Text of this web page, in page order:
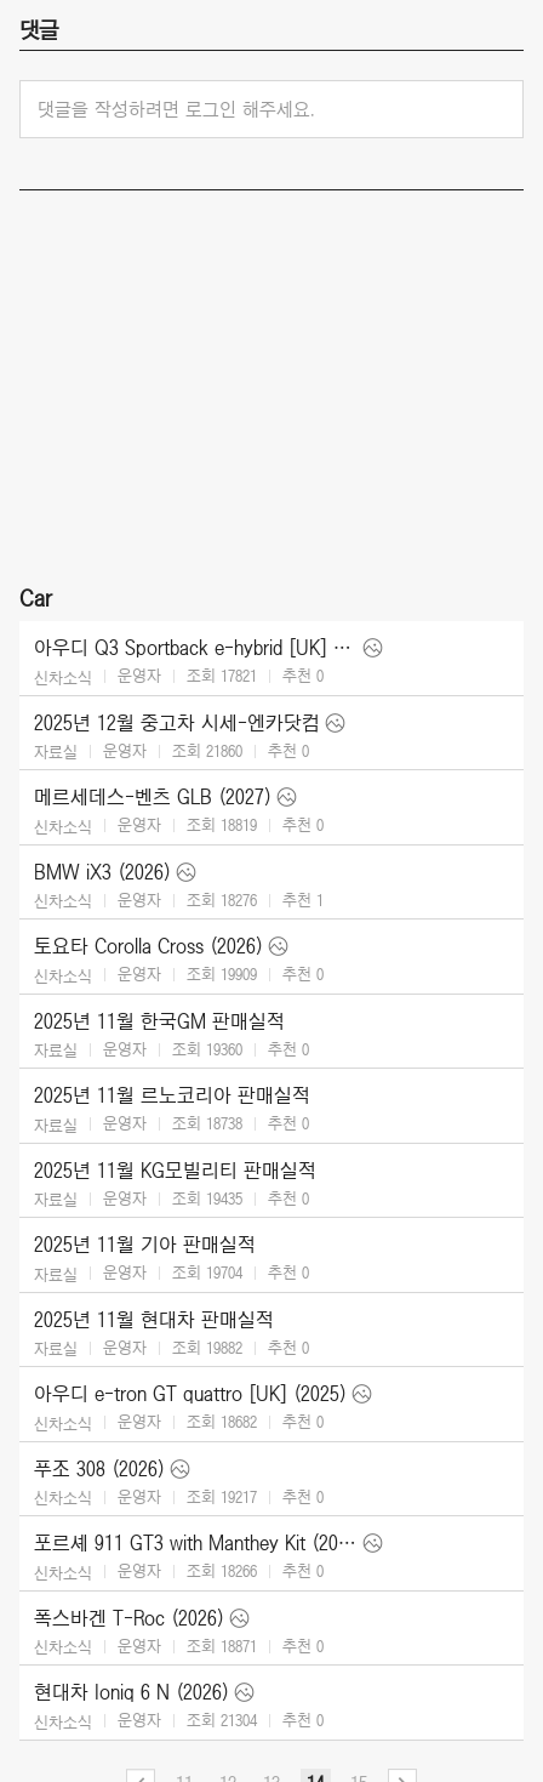
댓글
댓글을 작성하려면 로그인 해주세요.
Car
아우디 Q3 Sportback e-hybrid [UK] (2026)
신차소식 운영자 조회 17821 추천 0
2025년 12월 중고차 시세-엔카닷컴
자료실 운영자 조회 21860 추천 0
메르세데스-벤츠 GLB (2027)
신차소식 운영자 조회 18819 추천 0
BMW iX3 (2026)
신차소식 운영자 조회 18276 추천 1
토요타 Corolla Cross (2026)
신차소식 운영자 조회 19909 추천 0
2025년 11월 한국GM 판매실적
자료실 운영자 조회 19360 추천 0
2025년 11월 르노코리아 판매실적
자료실 운영자 조회 18738 추천 0
2025년 11월 KG모빌리티 판매실적
자료실 운영자 조회 19435 추천 0
2025년 11월 기아 판매실적
자료실 운영자 조회 19704 추천 0
2025년 11월 현대차 판매실적
자료실 운영자 조회 19882 추천 0
아우디 e-tron GT quattro [UK] (2025)
신차소식 운영자 조회 18682 추천 0
푸조 308 (2026)
신차소식 운영자 조회 19217 추천 0
포르셰 911 GT3 with Manthey Kit (2026)
신차소식 운영자 조회 18266 추천 0
폭스바겐 T-Roc (2026)
신차소식 운영자 조회 18871 추천 0
현대차 Ioniq 6 N (2026)
신차소식 운영자 조회 21304 추천 0